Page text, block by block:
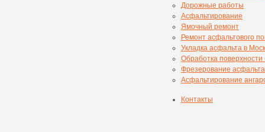
Дорожные работы
Асфальтирование
Ямочный ремонт
Ремонт асфальтового
Укладка асфальта в
Обработка
Фрезерование асфальта
Асфальтирование
Контакты